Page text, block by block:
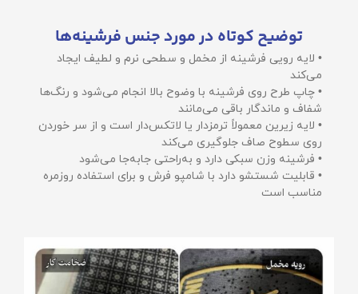
توضیح کوتاه در مورد جنس فرشینه‌ها
• لایه رویی فرشینه از مخمل و سطحی نرم و لطیف ایجاد
می‌کند
• چاپ طرح روی فرشینه با وضوح بالا انجام می‌شود و رنگ‌ها
شفاف و ماندگار باقی می‌مانند
• لایه زیرین معمولاً ترمزدار یا لاتکس‌دار است و از سر خوردن
روی سطوح صاف جلوگیری می‌کند
• فرشینه وزن سبکی دارد و به‌راحتی جابه‌جا می‌شود
• قابلیت شستشو دارد با شامپو فرش و برای استفاده روزمره
مناسب است